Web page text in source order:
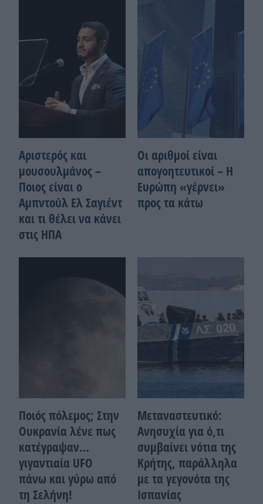
Αριστερός και
μουσουλμάνος –
Ποιoς είναι ο
Αμπντούλ Ελ Σαγιέντ
και τι θέλει να κάνει
στις ΗΠΑ
Οι αριθμοί είναι
απογοητευτικοί – Η
Ευρώπη «γέρνει»
προς τα κάτω
Ποιός πόλεμος; Στην
Ουκρανία λένε πως
κατέγραψαν…
γιγαντιαία UFO
πάνω και γύρω από
τη Σελήνη!
Μεταναστευτικό:
Ανησυχία για ό,τι
συμβαίνει νότια της
Κρήτης, παράλληλα
με τα γεγονότα της
Ισπανίας